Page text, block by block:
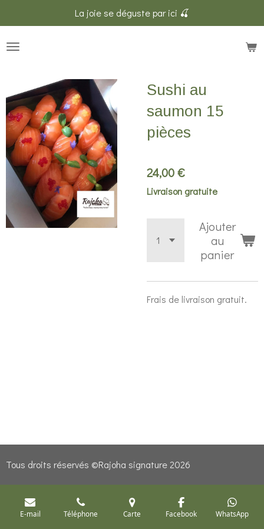
contenu
La joie se déguste par ici 🍒
Sushi au
saumon 15
pièces
24,00 €
Livraison gratuite
Ajouter
au
panier
Frais de livraison gratuit.
Tous droits réservés ©Rajoha signature 2026
E-mail Téléphone Carte Facebook WhatsApp